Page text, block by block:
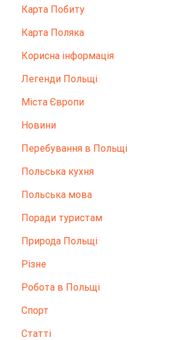
Карта Побиту
Карта Поляка
Корисна інформація
Легенди Польщі
Міста Європи
Новини
Перебування в Польщі
Польська кухня
Польська мова
Поради туристам
Природа Польщі
Різне
Робота в Польщі
Спорт
Статті